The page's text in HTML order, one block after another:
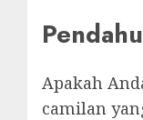
Apakah
camilan